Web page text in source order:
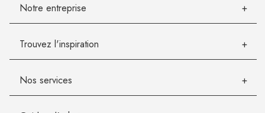
Notre entreprise
Trouvez l'inspiration
Nos services